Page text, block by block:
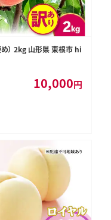
め） 2kg 山形県 東根市 hi
10,000円